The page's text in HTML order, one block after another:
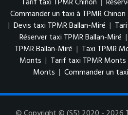
Commander un taxi à TPMR Chinon
| Devis taxi TPMR Ballan-Miré |
Réserver taxi TPMR Ballan-Miré |
TPMR Ballan-Miré | Taxi TPMR
Monts | Tarif taxi TPMR Monts
Monts | Commander un